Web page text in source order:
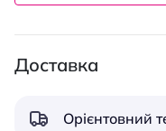
Доставка
Орієнтовний